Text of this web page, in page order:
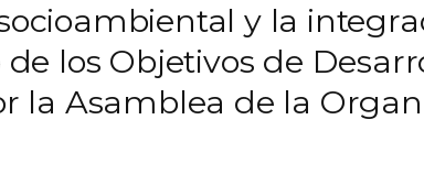
y la
los Objetivos de
la Asamblea de la